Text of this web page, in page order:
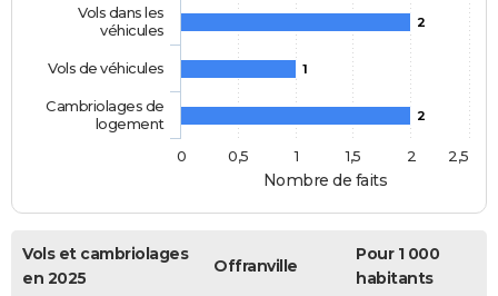
Nombre de faits
2
1
2
Vols dans les
véhicules
Vols de véhicules
Cambriolages de
logement
0
0,5 1 1,5 2 2,5
Vols et cambriolages
en 2025
Offranville
Pour 1 000
habitants